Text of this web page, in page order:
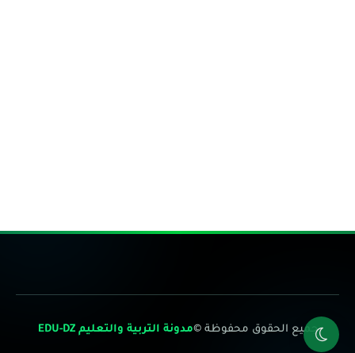
جميع الحقوق محفوظة ©مدونة التربية والتعليم EDU-DZ